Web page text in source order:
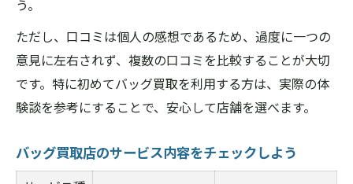
う。
ただし、口コミは個人の感想であるため、過度に一つの
意見に左右されず、複数の口コミを比較することが大切
です。特に初めてバッグ買取を利用する方は、実際の体
験談を参考にすることで、安心して店舗を選べます。
バッグ買取店のサービス内容をチェックしよう